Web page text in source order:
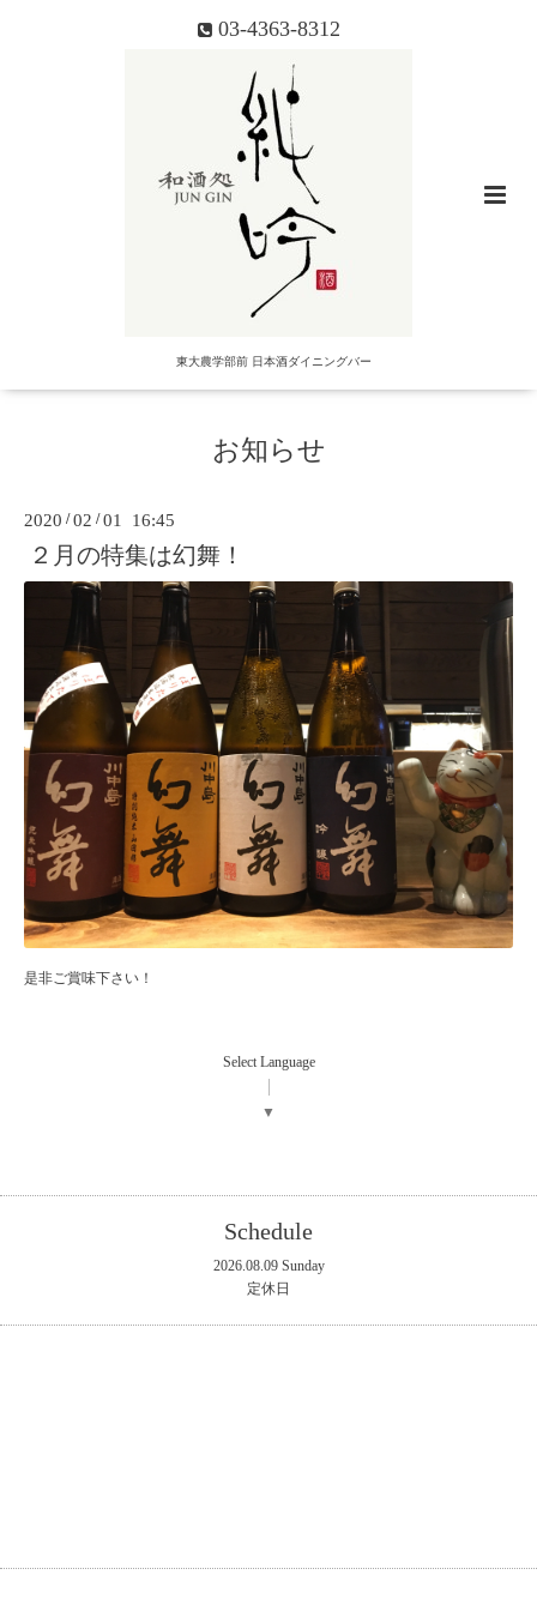
03-4363-8312
東大農学部前 日本酒ダイニングバー
お知らせ
2020 /02 /01 16:45
２月の特集は幻舞！
是非ご賞味下さい！
Select Language
▼
Schedule
2026.08.09 Sunday
定休日